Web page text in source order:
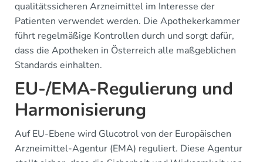
qualitätssicheren Arzneimittel im Interesse der
Patienten verwendet werden. Die Apothekerkammer
führt regelmäßige Kontrollen durch und sorgt dafür,
dass die Apotheken in Österreich alle maßgeblichen
Standards einhalten.
EU-/EMA-Regulierung und
Harmonisierung
Auf EU-Ebene wird Glucotrol von der Europäischen
Arzneimittel-Agentur (EMA) reguliert. Diese Agentur